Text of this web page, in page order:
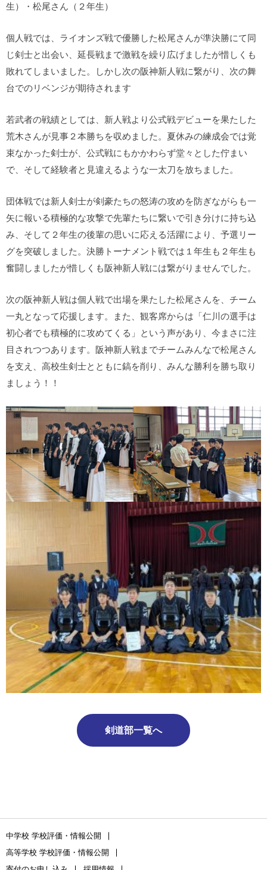
生）・松尾さん（２年生）
個人戦では、ライオンズ戦で優勝した松尾さんが準決勝にて同
じ剣士と出会い、延長戦まで激戦を繰り広げましたが惜しくも
敗れてしまいました。しかし次の阪神新人戦に繋がり、次の舞
台でのリベンジが期待されます
若武者の戦績としては、新人戦より公式戦デビューを果たした
荒木さんが見事２本勝ちを収めました。夏休みの練成会では覚
束なかった剣士が、公式戦にもかかわらず堂々とした佇まい
で、そして経験者と見違えるような一太刀を放ちました。
団体戦では新人剣士が剣豪たちの怒涛の攻めを防ぎながらも一
矢に報いる積極的な攻撃で先輩たちに繋いで引き分けに持ち込
み、そして２年生の後輩の思いに応える活躍により、予選リー
グを突破しました。決勝トーナメント戦では１年生も２年生も
奮闘しましたが惜しくも阪神新人戦には繋がりませんでした。
次の阪神新人戦は個人戦で出場を果たした松尾さんを、チーム
一丸となって応援します。また、観客席からは「仁川の選手は
初心者でも積極的に攻めてくる」という声があり、今まさに注
目されつつあります。阪神新人戦までチームみんなで松尾さん
を支え、高校生剣士とともに鎬を削り、みんな勝利を勝ち取り
ましょう！！
剣道部一覧へ
中学校 学校評価・情報公開
高等学校 学校評価・情報公開